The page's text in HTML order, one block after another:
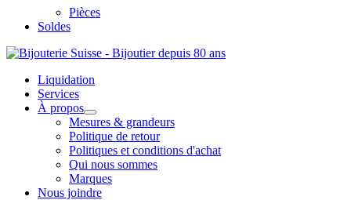
Pièces
Soldes
Liquidation
Services
À propos
Mesures & grandeurs
Politique de retour
Politiques et conditions d'achat
Qui nous sommes
Marques
Nous joindre